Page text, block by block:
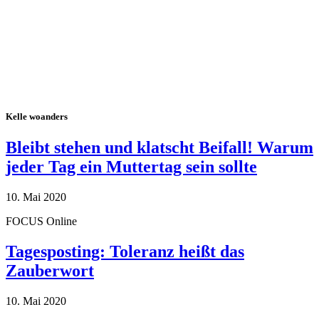
Kelle woanders
Bleibt stehen und klatscht Beifall! Warum
jeder Tag ein Muttertag sein sollte
10. Mai 2020
FOCUS Online
Tagesposting: Toleranz heißt das
Zauberwort
10. Mai 2020